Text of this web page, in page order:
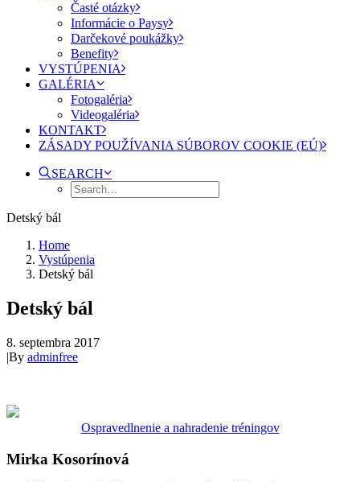
Časté otázky
Informácie o Paysy
Darčekové poukážky
Benefity
VYSTÚPENIA
GALÉRIA
Fotogaléria
Videogaléria
KONTAKT
ZÁSADY POUŽÍVANIA SÚBOROV COOKIE (EÚ)
SEARCH
Detský bál
Home
Vystúpenia
Detský bál
Detský bál
8. septembra 2017
|By adminfree
Ospravedlnenie a nahradenie tréningov
Mirka Kosorínová